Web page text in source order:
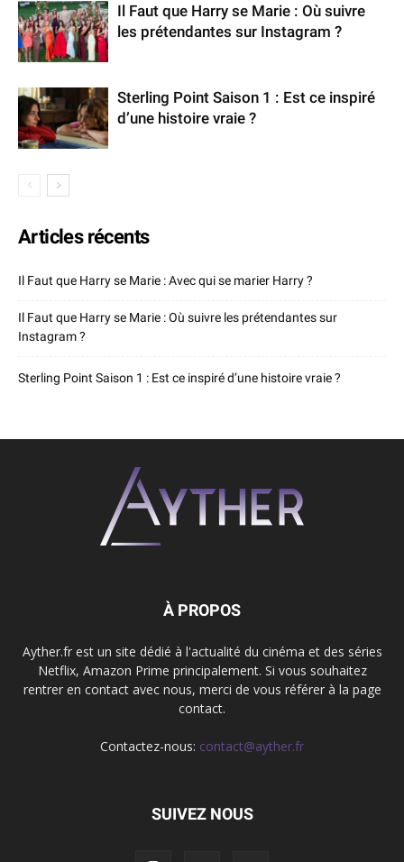
Il Faut que Harry se Marie : Où suivre
les prétendantes sur Instagram ?
Sterling Point Saison 1 : Est ce inspiré
d’une histoire vraie ?
Articles récents
Il Faut que Harry se Marie : Avec qui se marier Harry ?
Il Faut que Harry se Marie : Où suivre les prétendantes sur
Instagram ?
Sterling Point Saison 1 : Est ce inspiré d’une histoire vraie ?
À PROPOS
Ayther.fr est un site dédié à l'actualité du cinéma et des séries
Netflix, Amazon Prime principalement. Si vous souhaitez
rentrer en contact avec nous, merci de vous référer à la page
contact.
Contactez-nous: contact@ayther.fr
SUIVEZ NOUS